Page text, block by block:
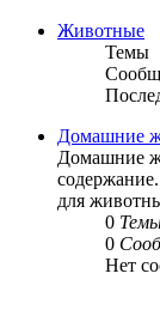
Животные
Темы
Домашние
Домашние
для
0
0
Нет